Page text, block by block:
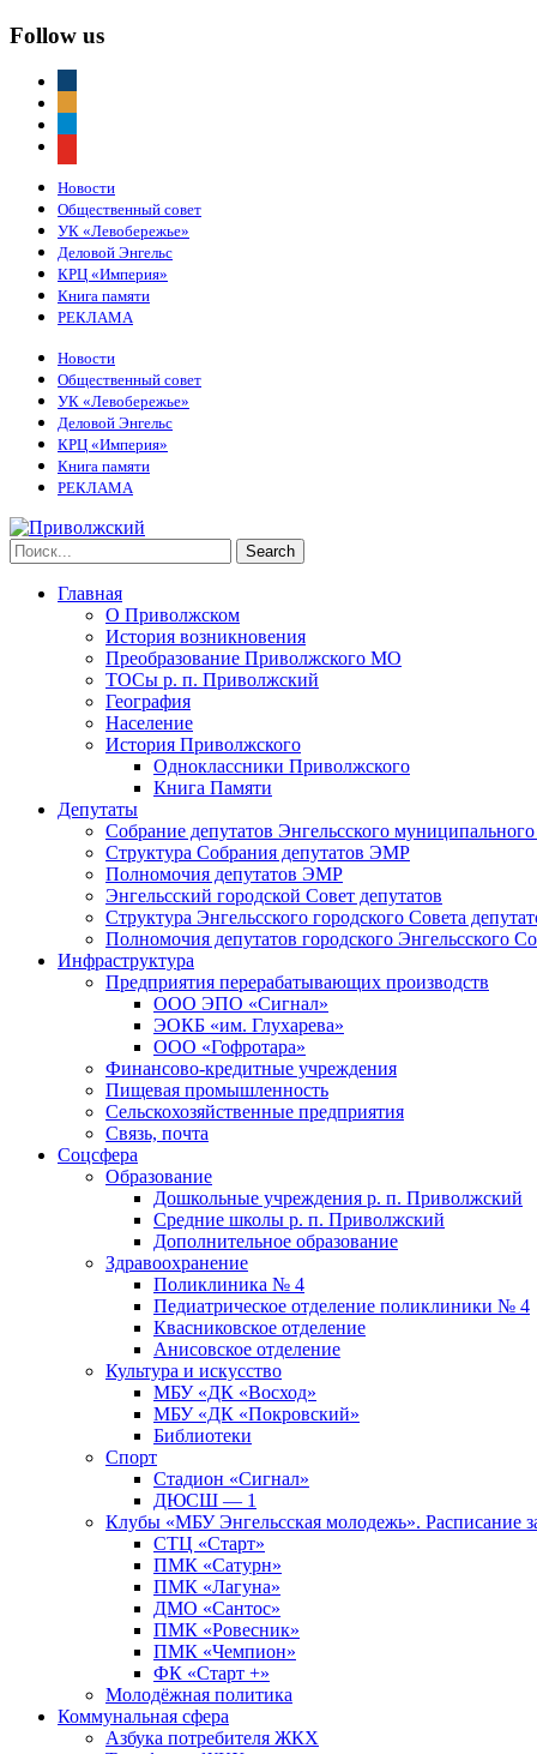
Follow us
Новости
Общественный совет
УК «Левобережье»
Деловой Энгельс
КРЦ «Империя»
Книга памяти
РЕКЛАМА
Новости
Общественный совет
УК «Левобережье»
Деловой Энгельс
КРЦ «Империя»
Книга памяти
РЕКЛАМА
Главная
О Приволжском
История возникновения
Преобразование Приволжского МО
ТОСы р. п. Приволжский
География
Население
История Приволжского
Одноклассники Приволжского
Книга Памяти
Депутаты
Собрание депутатов Энгельсского
Структура Собрания депутатов ЭМР
Полномочия депутатов ЭМР
Энгельсский городской Совет депутатов
Структура Энгельсского городского Совета
Полномочия депутатов городского Энгельсского
Инфраструктура
Предприятия перерабатывающих производств
ООО ЭПО «Сигнал»
ЭОКБ «им. Глухарева»
ООО «Гофротара»
Финансово-кредитные учреждения
Пищевая промышленность
Сельскохозяйственные предприятия
Связь, почта
Соцсфера
Образование
Дошкольные учреждения р. п. Приволжский
Средние школы р. п. Приволжский
Дополнительное образование
Здравоохранение
Поликлиника № 4
Педиатрическое отделение поликлиники № 4
Квасниковское отделение
Анисовское отделение
Культура и искусство
МБУ «ДК «Восход»
МБУ «ДК «Покровский»
Библиотеки
Спорт
Стадион «Сигнал»
ДЮСШ — 1
Клубы «МБУ Энгельсская молодежь». Расписание
СТЦ «Старт»
ПМК «Сатурн»
ПМК «Лагуна»
ДМО «Сантос»
ПМК «Ровесник»
ПМК «Чемпион»
ФК «Старт +»
Молодёжная политика
Коммунальная сфера
Азбука потребителя ЖКХ